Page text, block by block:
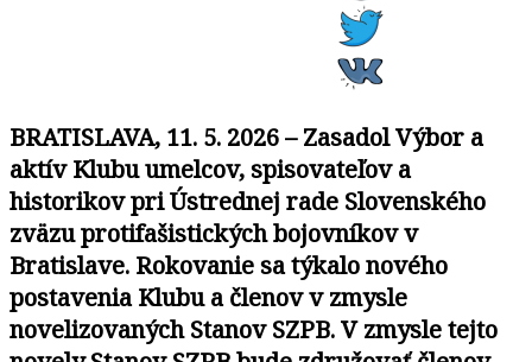
BRATISLAVA, 11. 5. 2026 – Zasadol Výbor a
aktív Klubu umelcov, spisovateľov a
historikov pri Ústrednej rade Slovenského
zväzu protifašistických bojovníkov v
Bratislave. Rokovanie sa týkalo nového
postavenia Klubu a členov v zmysle
novelizovaných Stanov SZPB. V zmysle tejto